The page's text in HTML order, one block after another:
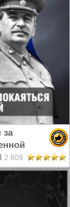
за
2 809